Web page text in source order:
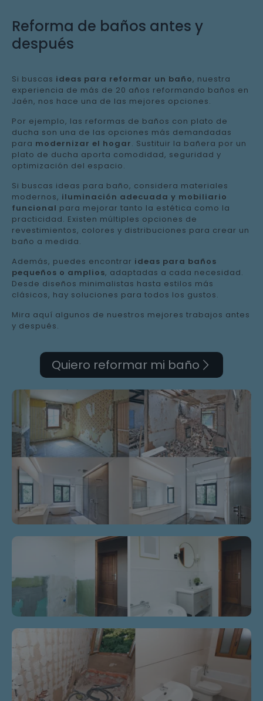
Reforma de baños antes y
después
Si buscas ideas para reformar un baño, nuestra
experiencia de más de 20 años reformando baños en
Jaén, nos hace una de las mejores opciones.
Por ejemplo, las reformas de baños con plato de
ducha son una de las opciones más demandadas
para modernizar el hogar. Sustituir la bañera por un
plato de ducha aporta comodidad, seguridad y
optimización del espacio.
Si buscas ideas para baño, considera materiales
modernos, iluminación adecuada y mobiliario
funcional para mejorar tanto la estética como la
practicidad. Existen múltiples opciones de
revestimientos, colores y distribuciones para crear un
baño a medida.
Además, puedes encontrar ideas para baños
pequeños o amplios, adaptadas a cada necesidad.
Desde diseños minimalistas hasta estilos más
clásicos, hay soluciones para todos los gustos.
Mira aquí algunos de nuestros mejores trabajos antes
y después.
Quiero reformar mi baño